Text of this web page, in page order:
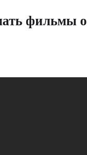
фильмы о